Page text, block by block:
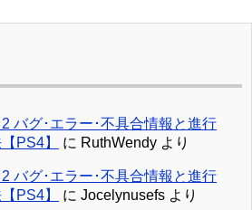
バグ･エラー･不具合情報と進行
PS4】
に RuthWendy より
バグ･エラー･不具合情報と進行
PS4】
に Jocelynusefs より